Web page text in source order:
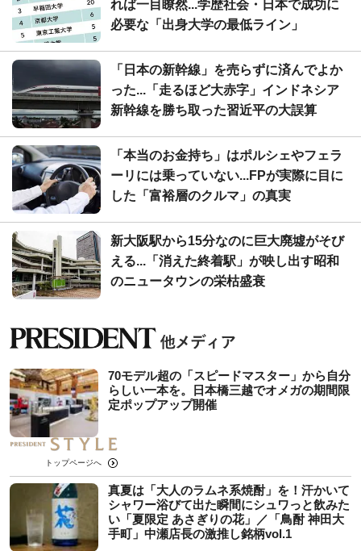
れば一目瞭然...学歴社会・日本で成功に
必要な「出身大学の最低ライン」
「日本の新幹線」を売らずに済んでよか
った...「走るほど大赤字」インドネシア
新幹線を勝ち取った習近平の大誤算
「本当のお金持ち」はポルシェやフェラ
ーリには乗っていない...FPが実際に目に
した「富裕層のクルマ」の真実
新大阪駅から15分なのに巨大廃墟がそび
える...「消えた終着駅」が映し出す昭和
のニュータウンの栄枯盛衰
70モデル超の「スピードマスター」から自分
らしい一本を。日本橋三越でオメガの期間限
定ポップアップ開催
トップページへ
真夏は「大人のラムネ系焼酎」を！汗かいて
シャワー浴びて出た瞬間にシュワっと飲みた
い「夏限定 あさぎりの花」／「鳥酎 神田大
手町」中瀬店長の激推し銘柄vol.1